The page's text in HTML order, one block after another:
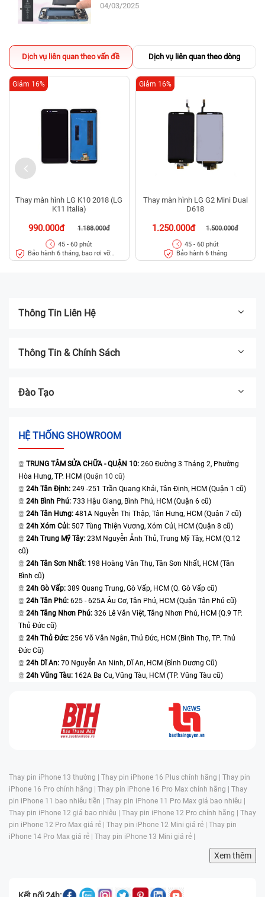
04/03/2025
Dịch vụ liên quan theo vấn đề Dịch vụ liên quan theo dòng
Thay màn hình LG K10 2018 (LG
K11 Italia)
990.000đ 1.188.000đ
Giảm 16%
45 - 60 phút
Bảo hành 6 tháng, bao rơi vỡ
kính
Thay màn hình LG G2 Mini Dual
D618
1.250.000đ 1.500.000đ
Giảm 16%
45 - 60 phút
Bảo hành 6 tháng
Thông Tin Liên Hệ
Thông Tin & Chính Sách
Đào Tạo
HỆ THỐNG SHOWROOM
TRUNG TÂM SỬA CHỮA - QUẬN 10: 260 Đường 3 Tháng 2, Phường
Hòa Hưng, TP. HCM (Quận 10 cũ)
24h Tân Định: 249 -251 Trần Quang Khải, Tân Định, HCM (Quận 1 cũ)
24h Bình Phú: 733 Hậu Giang, Bình Phú, HCM (Quận 6 cũ)
24h Tân Hưng: 481A Nguyễn Thị Thập, Tân Hưng, HCM (Quận 7 cũ)
24h Xóm Củi: 507 Tùng Thiện Vương, Xóm Củi, HCM (Quận 8 cũ)
24h Trung Mỹ Tây: 23M Nguyễn Ảnh Thủ, Trung Mỹ Tây, HCM (Q.12
cũ)
24h Tân Sơn Nhất: 198 Hoàng Văn Thụ, Tân Sơn Nhất, HCM (Tân
Bình cũ)
24h Gò Vấp: 389 Quang Trung, Gò Vấp, HCM (Q. Gò Vấp cũ)
24h Tân Phú: 625 - 625A Âu Cơ, Tân Phú, HCM (Quận Tân Phú cũ)
24h Tăng Nhơn Phú: 326 Lê Văn Việt, Tăng Nhơn Phú, HCM (Q.9 TP.
Thủ Đức cũ)
24h Thủ Đức: 256 Võ Văn Ngân, Thủ Đức, HCM (Bình Thọ, TP. Thủ
Đức Cũ)
24h Dĩ An: 70 Nguyễn An Ninh, Dĩ An, HCM (Bình Dương Cũ)
24h Vũng Tàu: 162A Ba Cu, Vũng Tàu, HCM (TP. Vũng Tàu cũ)
Thay pin iPhone 13 thường | Thay pin iPhone 16 Plus chính hãng | Thay pin
iPhone 16 Pro chính hãng | Thay pin iPhone 16 Pro Max chính hãng | Thay
pin iPhone 11 bao nhiêu tiền | Thay pin iPhone 11 Pro Max giá bao nhiêu |
Thay pin iPhone 12 giá bao nhiêu | Thay pin iPhone 12 Pro chính hãng | Thay
pin iPhone 12 Pro Max giá rẻ | Thay pin iPhone 12 Mini giá rẻ | Thay pin
iPhone 14 Pro Max giá rẻ | Thay pin iPhone 13 Mini giá rẻ |
Xem thêm